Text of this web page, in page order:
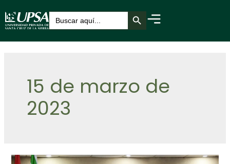
Buscar: Botón de búsqueda
15 de marzo de
2023